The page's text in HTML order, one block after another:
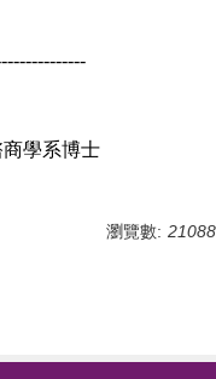
學系博士
瀏覽數: 21088